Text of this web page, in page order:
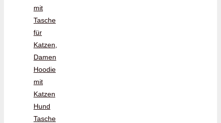
mit
Tasche
für
Katzen,
Damen
Hoodie
mit
Katzen
Hund
Tasche